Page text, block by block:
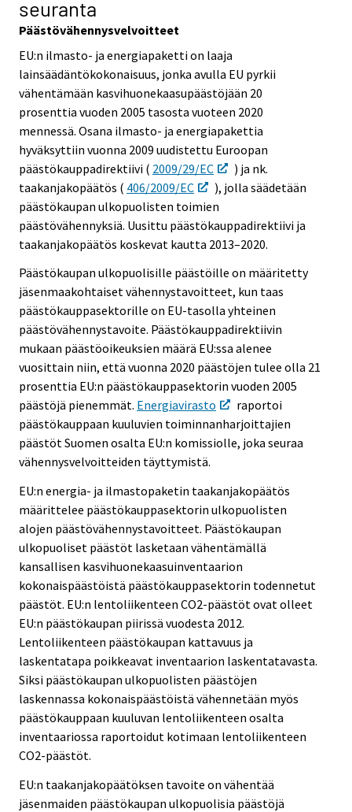
seuranta
Päästövähennysvelvoitteet
EU:n ilmasto- ja energiapaketti on laaja
lainsäädäntökokonaisuus, jonka avulla EU pyrkii
vähentämään kasvihuonekaasupäästöjään 20
prosenttia vuoden 2005 tasosta vuoteen 2020
mennessä. Osana ilmasto- ja energiapakettia
hyväksyttiin vuonna 2009 uudistettu Euroopan
päästökauppadirektiivi ( 2009/29/EC
) ja nk.
taakanjakopäätös ( 406/2009/EC
), jolla säädetään
päästökaupan ulkopuolisten toimien
päästövähennyksiä. Uusittu päästökauppadirektiivi ja
taakanjakopäätös koskevat kautta 2013–2020.
Päästökaupan ulkopuolisille päästöille on määritetty
jäsenmaakohtaiset vähennystavoitteet, kun taas
päästökauppasektorille on EU-tasolla yhteinen
päästövähennystavoite. Päästökauppadirektiivin
mukaan päästöoikeuksien määrä EU:ssa alenee
vuosittain niin, että vuonna 2020 päästöjen tulee olla 21
prosenttia EU:n päästökauppasektorin vuoden 2005
päästöjä pienemmät. Energiavirasto
raportoi
päästökauppaan kuuluvien toiminnanharjoittajien
päästöt Suomen osalta EU:n komissiolle, joka seuraa
vähennysvelvoitteiden täyttymistä.
EU:n energia- ja ilmastopaketin taakanjakopäätös
määrittelee päästökauppasektorin ulkopuolisten
alojen päästövähennystavoitteet. Päästökaupan
ulkopuoliset päästöt lasketaan vähentämällä
kansallisen kasvihuonekaasuinventaarion
kokonaispäästöistä päästökauppasektorin todennetut
päästöt. EU:n lentoliikenteen CO2-päästöt ovat olleet
EU:n päästökaupan piirissä vuodesta 2012.
Lentoliikenteen päästökaupan kattavuus ja
laskentatapa poikkeavat inventaarion laskentatavasta.
Siksi päästökaupan ulkopuolisten päästöjen
laskennassa kokonaispäästöistä vähennetään myös
päästökauppaan kuuluvan lentoliikenteen osalta
inventaariossa raportoidut kotimaan lentoliikenteen
CO2-päästöt.
EU:n taakanjakopäätöksen tavoite on vähentää
jäsenmaiden päästökaupan ulkopuolisia päästöjä